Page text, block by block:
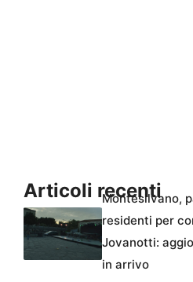
Articoli recenti
Montesilvano,
residenti per
Jovanotti:
in arrivo